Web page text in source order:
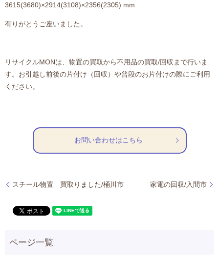
3615(3680)×2914(3108)×2356(2305) mm
有りがとうご座いました。
リサイクルMONは、物置の買取から不用品の買取/回収まで行いま
す。お引越し前後の片付け（回収）や普段のお片付けの際にご利用
ください。
お問い合わせはこちら
スチール物置 買取りました/桶川市 家電の回収/入間市